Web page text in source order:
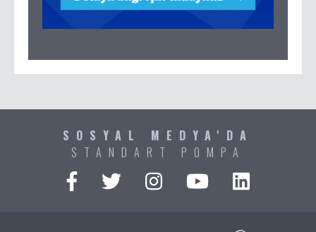
SOSYAL MEDYA'DA
STANDART POMPA